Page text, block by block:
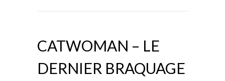
CATWOMAN – LE
DERNIER BRAQUAGE